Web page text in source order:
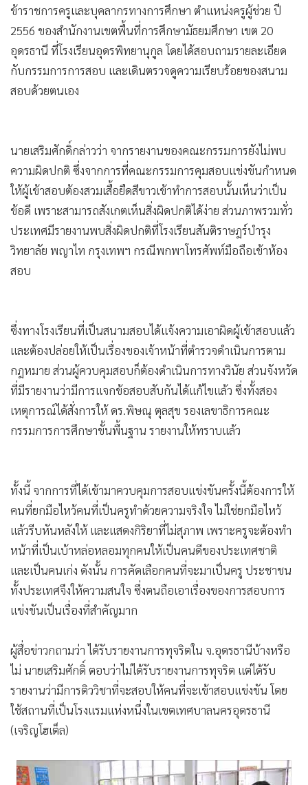
• จีน
• ชุมชน-คุณภาพชีวิต
• อาชญากรรม
• Motoring
• เกม
SMEs
• อินโดจีน
• กองทุนรวม
• Celeb Online
• Factcheck
• ญี่ปุ่น
ข้าราชการครูและบุคลากรทางการศึกษา ตำแหน่งครูผู้ช่วย ปี
2556 ของสำนักงานเขตพื้นที่การศึกษามัธยมศึกษา เขต 20
อุดรธานี ที่โรงเรียนอุดรพิทยานุกูล โดยได้สอบถามรายละเอียด
กับกรรมการการสอบ และเดินตรวจดูความเรียบร้อยของสนาม
สอบด้วยตนเอง
นายเสริมศักดิ์กล่าวว่า จากรายงานของคณะกรรมการยังไม่พบ
ความผิดปกติ ซึ่งจากการที่คณะกรรมการคุมสอบแข่งขันกำหนด
ให้ผู้เข้าสอบต้องสวมเสื้อยืดสีขาวเข้าทำการสอบนั้นเห็นว่าเป็น
ข้อดี เพราะสามารถสังเกตเห็นสิ่งผิดปกติได้ง่าย ส่วนภาพรวมทั่ว
ประเทศมีรายงานพบสิ่งผิดปกติที่โรงเรียนสันติราษฎร์บำรุง
วิทยาลัย พญาไท กรุงเทพฯ กรณีพกพาโทรศัพท์มือถือเข้าห้อง
สอบ
ซึ่งทางโรงเรียนที่เป็นสนามสอบได้แจ้งความเอาผิดผู้เข้าสอบแล้ว
และต้องปล่อยให้เป็นเรื่องของเจ้าหน้าที่ตำรวจดำเนินการตาม
กฎหมาย ส่วนผู้ควบคุมสอบก็ต้องดำเนินการทางวินัย ส่วนจังหวัด
ที่มีรายงานว่ามีการแจกข้อสอบสับกันได้แก้ไขแล้ว ซึ่งทั้งสอง
เหตุการณ์ได้สั่งการให้ ดร.พิษณุ ตุลสุข รองเลขาธิการคณะ
กรรมการการศึกษาขั้นพื้นฐาน รายงานให้ทราบแล้ว
ทั้งนี้ จากการที่ได้เข้ามาควบคุมการสอบแข่งขันครั้งนี้ต้องการให้
คนที่ยกมือไหว้คนที่เป็นครูทำด้วยความจริงใจ ไม่ใช่ยกมือไหว้
แล้วรีบหันหลังให้ และแสดงกิริยาที่ไม่สุภาพ เพราะครูจะต้องทำ
หน้าที่เป็นเบ้าหล่อหลอมทุกคนให้เป็นคนดีของประเทศชาติ
และเป็นคนเก่ง ดังนั้น การคัดเลือกคนที่จะมาเป็นครู ประชาชน
ทั้งประเทศจึงให้ความสนใจ ซึ่งตนถือเอาเรื่องของการสอบการ
แข่งขันเป็นเรื่องที่สำคัญมาก
ผู้สื่อข่าวกถามว่า ได้รับรายงานการทุจริตใน จ.อุดรธานีบ้างหรือ
ไม่ นายเสริมศักดิ์ ตอบว่าไม่ได้รับรายงานการทุจริต แต่ได้รับ
รายงานว่ามีการติววิชาที่จะสอบให้คนที่จะเข้าสอบแข่งขัน โดย
ใช้สถานที่เป็นโรงแรมแห่งหนึ่งในเขตเทศบาลนครอุดรธานี
(เจริญโฮเต็ล)